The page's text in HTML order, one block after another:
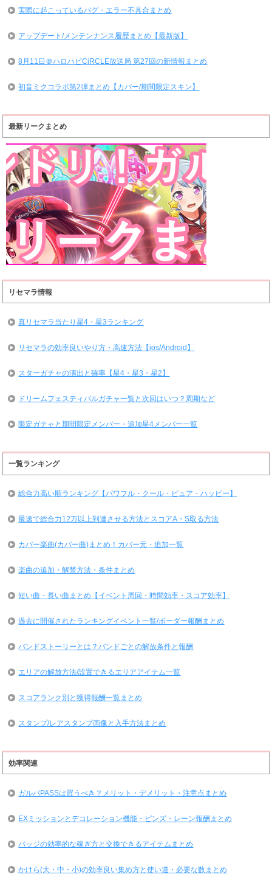
実際に起こっているバグ・エラー不具合まとめ
アップデート/メンテンナンス履歴まとめ【最新版】
8月11日＠ハロハピCiRCLE放送局 第27回の新情報まとめ
初音ミクコラボ第2弾まとめ【カバー/期間限定スキン】
最新リークまとめ
リセマラ情報
真リセマラ当たり星4・星3ランキング
リセマラの効率良いやり方・高速方法【ios/Android】
スターガチャの演出と確率【星4・星3・星2】
ドリームフェスティバルガチャ一覧と次回はいつ？周期など
限定ガチャと期間限定メンバー・追加星4メンバー一覧
一覧ランキング
総合力高い順ランキング【パワフル・クール・ピュア・ハッピー】
最速で総合力12万以上到達させる方法とスコアA・S取る方法
カバー楽曲(カバー曲)まとめ！カバー元・追加一覧
楽曲の追加・解禁方法・条件まとめ
短い曲・長い曲まとめ【イベント周回・時間効率・スコア効率】
過去に開催されたランキングイベント一覧/ボーダー報酬まとめ
バンドストーリーとは？バンドごとの解放条件と報酬
エリアの解放方法/設置できるエリアアイテム一覧
スコアランク別と獲得報酬一覧まとめ
スタンプ/レアスタンプ画像と入手方法まとめ
効率関連
ガルパPASSは買うべき？メリット・デメリット・注意点まとめ
EXミッションとデコレーション機能・ピンズ・レーン報酬まとめ
バッジの効率的な稼ぎ方と交換できるアイテムまとめ
かけら(大・中・小)の効率良い集め方と使い道・必要な数まとめ